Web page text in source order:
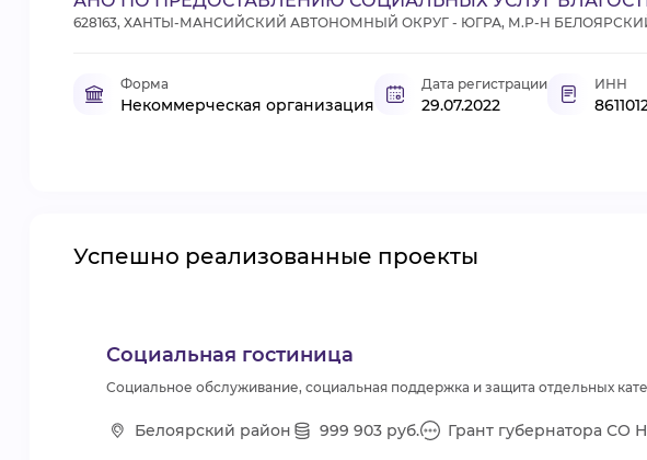
628163, ХАНТЫ-МАНСИЙСКИЙ АВТОНОМНЫЙ ОКРУГ - ЮГРА, М.Р-Н
Форма
Некоммерческая организация
Дата регистрации
29.07.2022
ИНН
Успешно реализованные проекты
Социальная гостиница
Социальное обслуживание, социальная поддержка и защита отдельных
Белоярский район 999 903 руб. Грант губернатора СО